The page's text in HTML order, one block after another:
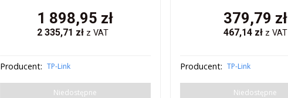
1 898,95 zł
2 335,71 zł z VAT
Producent: TP-Link
Niedostępne
379,79 zł
467,14zł z VAT
Producent: TP-Link
Niedostępne